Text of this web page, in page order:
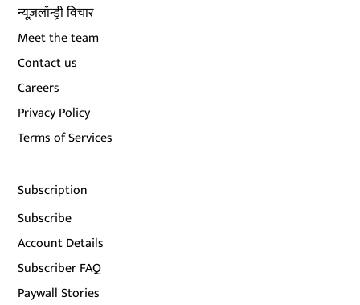
न्यूज़लॉन्ड्री विचार
Meet the team
Contact us
Careers
Privacy Policy
Terms of Services
Subscription
Subscribe
Account Details
Subscriber FAQ
Paywall Stories